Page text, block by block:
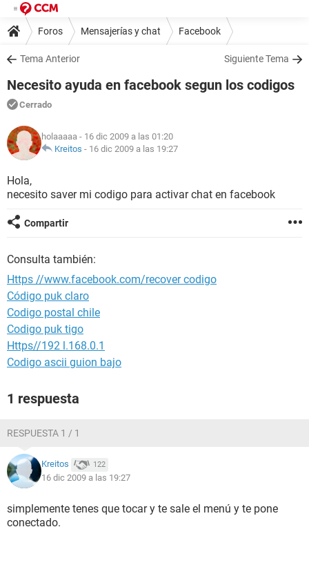
Foros Mensajerías y chat Facebook
Tema Anterior Siguiente Tema
Necesito ayuda en facebook segun los codigos
Cerrado
holaaaaa - 16 dic 2009 a las 01:20
Kreitos - 16 dic 2009 a las 19:27
Hola,
necesito saver mi codigo para activar chat en facebook
Compartir
Consulta también:
Https //www.facebook.com/recover codigo
Código puk claro
Codigo postal chile
Codigo puk tigo
Https//192 l.168.0.1
Codigo ascii guion bajo
1 respuesta
RESPUESTA 1 / 1
Kreitos 122
16 dic 2009 a las 19:27
simplemente tenes que tocar y te sale el menú y te pone
conectado.